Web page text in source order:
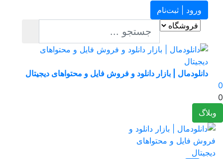
ورود | ثبت‌نام
دانلودمال | بازار دانلود و فروش فایل و محتواهای دیجیتال